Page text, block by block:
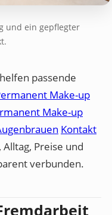
und ein gepflegter
passende
Make-up
Make-up
Kontakt
Preise und
verbunden.